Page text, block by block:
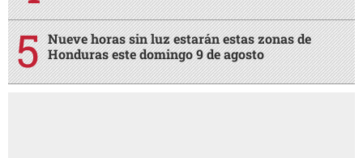
Nueve horas sin luz estarán estas zonas de
Honduras este domingo 9 de agosto